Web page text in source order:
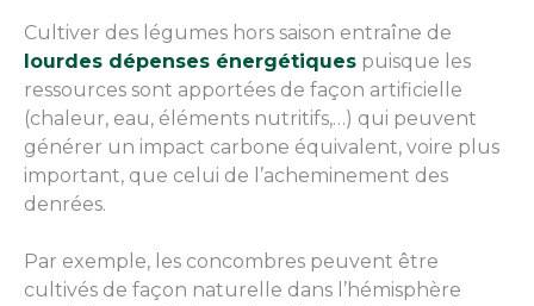
Cultiver des légumes hors saison entraîne de
lourdes dépenses énergétiques puisque les
ressources sont apportées de façon artificielle
(chaleur, eau, éléments nutritifs,…) qui peuvent
générer un impact carbone équivalent, voire plus
important, que celui de l’acheminement des
denrées.
Par exemple, les concombres peuvent être
cultivés de façon naturelle dans l’hémisphère